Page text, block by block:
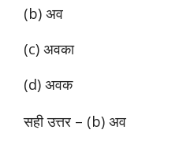
(b) अव
(c) अवका
(d) अवक
सही उत्तर – (b) अव